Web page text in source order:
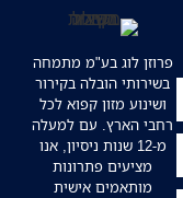
פרוזן לוג בע"מ מתמחה
בשירותי הובלה בקירור
ושינוע מזון קפוא לכל
רחבי הארץ. עם למעלה
מ-12 שנות ניסיון, אנו
מציעים פתרונות
מותאמים אישית